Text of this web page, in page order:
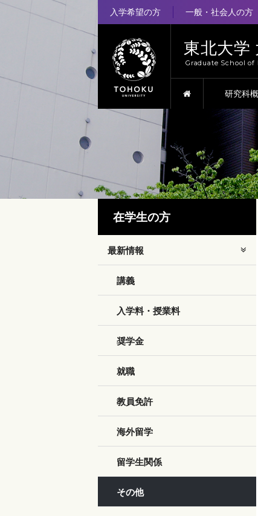
入学希望の方 一般・社会人の方
東北大学
Graduate School
HOME研究科
在学生の方
最新情報
講義
入学料・授業料
奨学金
就職
教員免許
海外留学
留学生関係
その他